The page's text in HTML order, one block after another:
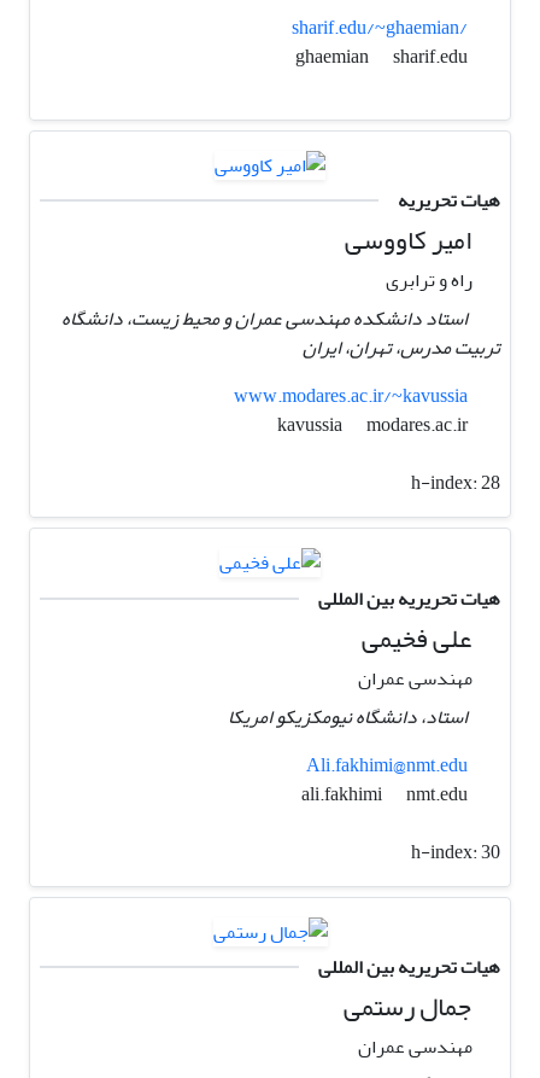
sharif.edu/~ghaemian/
sharif.edu
هیات تحریریه
امیر کاووسی
راه و ترابری
استاد دانشکده مهندسی عمران و محیط زیست، دانشگاه
تربیت مدرس، تهران، ایران
www.modares.ac.ir/~kavussia
kavussia
modares.ac.ir
h-index:28
هیات تحریریه بین المللی
علی فخیمی
مهندسی عمران
استاد، دانشگاه نیومکزیکو امریکا
Ali.fakhimi@nmt.edu
nmt.edu
h-index:30
هیات تحریریه بین المللی
جمال رستمی
مهندسی عمران